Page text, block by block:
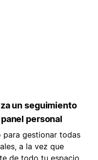
un seguimiento
personal
para gestionar todas
a la vez que